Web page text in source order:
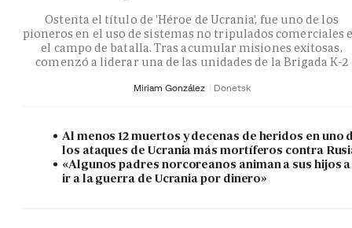
Ostenta el título de 'Héroe de Ucrania', fue uno de los
pioneros en el uso de sistemas no tripulados comerciales
el campo de batalla. Tras acumular misiones exitosas,
comenzó a liderar una de las unidades de la Brigada K-2
Miriam González Donetsk
Al menos 12 muertos y decenas de heridos en uno
los ataques de Ucrania más mortíferos contra
«Algunos padres norcoreanos animan a sus hijos a
ir a la guerra de Ucrania por dinero»